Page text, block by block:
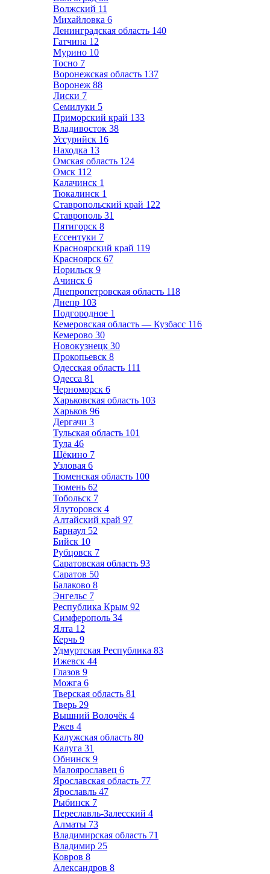
Волжский 11
Михайловка 6
Ленинградская область 140
Гатчина 12
Мурино 10
Тосно 7
Воронежская область 137
Воронеж 88
Лиски 7
Семилуки 5
Приморский край 133
Владивосток 38
Уссурийск 16
Находка 13
Омская область 124
Омск 112
Калачинск 1
Тюкалинск 1
Ставропольский край 122
Ставрополь 31
Пятигорск 8
Ессентуки 7
Красноярский край 119
Красноярск 67
Норильск 9
Ачинск 6
Днепропетровская область 118
Днепр 103
Подгородное 1
Кемеровская область — Кузбасс 116
Кемерово 30
Новокузнецк 30
Прокопьевск 8
Одесская область 111
Одесса 81
Черноморск 6
Харьковская область 103
Харьков 96
Дергачи 3
Тульская область 101
Тула 46
Щёкино 7
Узловая 6
Тюменская область 100
Тюмень 62
Тобольск 7
Ялуторовск 4
Алтайский край 97
Барнаул 52
Бийск 10
Рубцовск 7
Саратовская область 93
Саратов 50
Балаково 8
Энгельс 7
Республика Крым 92
Симферополь 34
Ялта 12
Керчь 9
Удмуртская Республика 83
Ижевск 44
Глазов 9
Можга 6
Тверская область 81
Тверь 29
Вышний Волочёк 4
Ржев 4
Калужская область 80
Калуга 31
Обнинск 9
Малоярославец 6
Ярославская область 77
Ярославль 47
Рыбинск 7
Переславль-Залесский 4
Алматы 73
Владимирская область 71
Владимир 25
Ковров 8
Александров 8